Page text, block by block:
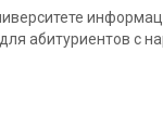
абитуриентов с